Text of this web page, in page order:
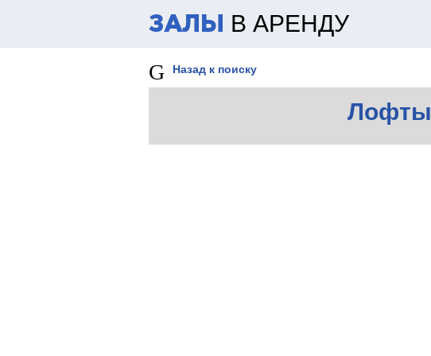
ЗАЛЫ В АРЕНДУ
Назад к поиску
Лофты